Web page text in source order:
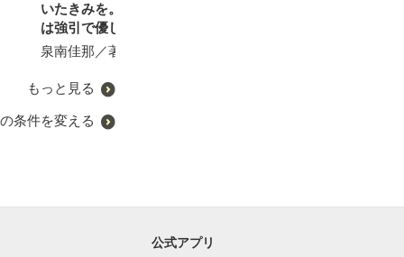
いたきみを。 〜真実の恋
は強引で優しいハイスペッ
クな彼との一夜の過ちから
泉南佳那／著
もっと見る
条件を変える
公式アプリ